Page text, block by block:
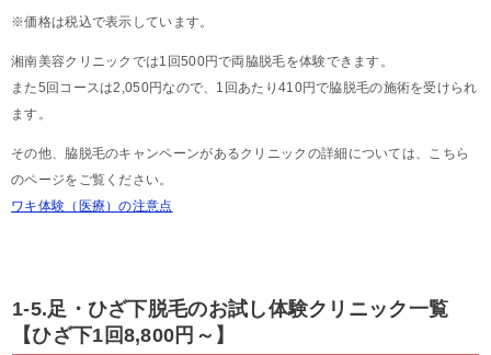
※価格は税込で表示しています。
湘南美容クリニックでは1回500円で両脇脱毛を体験できます。
また5回コースは2,050円なので、1回あたり410円で脇脱毛の施術を受けられ
ます。
その他、脇脱毛のキャンペーンがあるクリニックの詳細については、こちら
のページをご覧ください。
ワキ体験（医療）の注意点
1-5.足・ひざ下脱毛のお試し体験クリニック一覧
【ひざ下1回8,800円～】